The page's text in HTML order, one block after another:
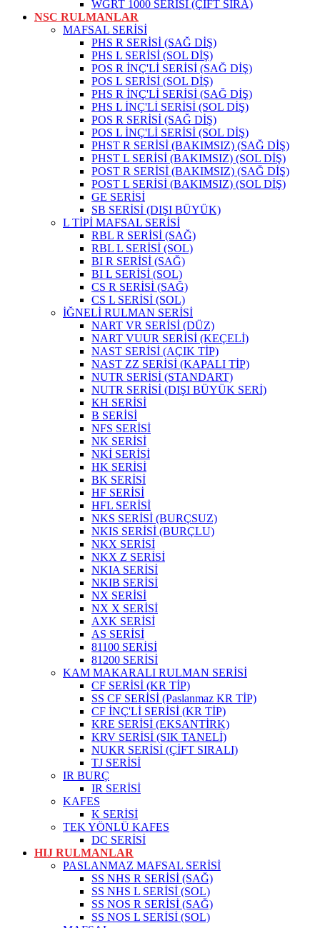
WGRT 1000 SERİSİ (ÇİFT SIRA)
NSC RULMANLAR
MAFSAL SERİSİ
PHS R SERİSİ (SAĞ DİŞ)
PHS L SERİSİ (SOL DİŞ)
POS R İNÇ'Lİ SERİSİ (SAĞ DİŞ)
POS L SERİSİ (SOL DİŞ)
PHS R İNÇ'Lİ SERİSİ (SAĞ DİŞ)
PHS L İNÇ'Lİ SERİSİ (SOL DİŞ)
POS R SERİSİ (SAĞ DİŞ)
POS L İNÇ'Lİ SERİSİ (SOL DİŞ)
PHST R SERİSİ (BAKIMSIZ) (SAĞ DİŞ)
PHST L SERİSİ (BAKIMSIZ) (SOL DİŞ)
POST R SERİSİ (BAKIMSIZ) (SAĞ DİŞ)
POST L SERİSİ (BAKIMSIZ) (SOL DİŞ)
GE SERİSİ
SB SERİSİ (DIŞI BÜYÜK)
L TİPİ MAFSAL SERİSİ
RBL R SERİSİ (SAĞ)
RBL L SERİSİ (SOL)
BI R SERİSİ (SAĞ)
BI L SERİSİ (SOL)
CS R SERİSİ (SAĞ)
CS L SERİSİ (SOL)
İĞNELİ RULMAN SERİSİ
NART VR SERİSİ (DÜZ)
NART VUUR SERİSİ (KEÇELİ)
NAST SERİSİ (AÇIK TİP)
NAST ZZ SERİSİ (KAPALI TİP)
NUTR SERİSİ (STANDART)
NUTR SERİSİ (DIŞI BÜYÜK SERİ)
KH SERİSİ
B SERİSİ
NFS SERİSİ
NK SERİSİ
NKİ SERİSİ
HK SERİSİ
BK SERİSİ
HF SERİSİ
HFL SERİSİ
NKS SERİSİ (BURÇSUZ)
NKIS SERİSİ (BURÇLU)
NKX SERİSİ
NKX Z SERİSİ
NKIA SERİSİ
NKIB SERİSİ
NX SERİSİ
NX X SERİSİ
AXK SERİSİ
AS SERİSİ
81100 SERİSİ
81200 SERİSİ
KAM MAKARALI RULMAN SERİSİ
CF SERİSİ (KR TİP)
SS CF SERİSİ (Paslanmaz KR TİP)
CF İNÇ'Lİ SERİSİ (KR TİP)
KRE SERİSİ (EKSANTİRK)
KRV SERİSİ (SIK TANELİ)
NUKR SERİSİ (ÇİFT SIRALI)
TJ SERİSİ
IR BURÇ
IR SERİSİ
KAFES
K SERİSİ
TEK YÖNLÜ KAFES
DC SERİSİ
HIJ RULMANLAR
PASLANMAZ MAFSAL SERİSİ
SS NHS R SERİSİ (SAĞ)
SS NHS L SERİSİ (SOL)
SS NOS R SERİSİ (SAĞ)
SS NOS L SERİSİ (SOL)